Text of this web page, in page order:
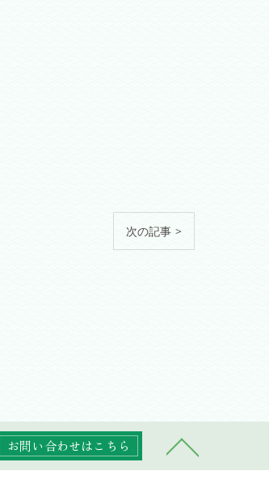
次の記事 >
お問い合わせはこちら